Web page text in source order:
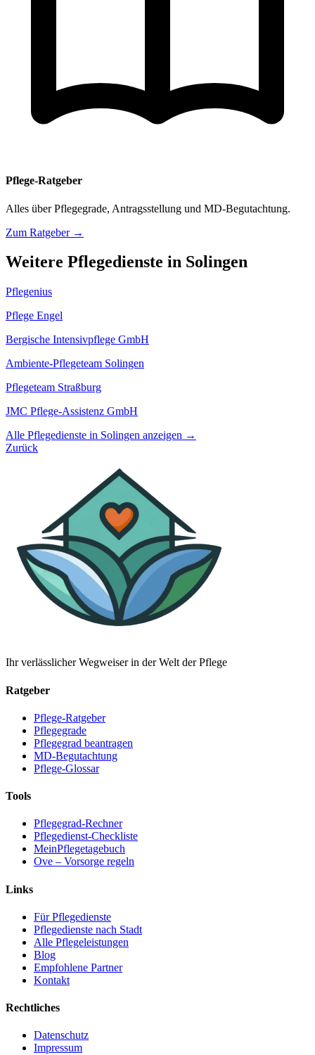
Pflege-Ratgeber
Alles über Pflegegrade, Antragsstellung und MD-Begutachtung.
Zum Ratgeber →
Weitere Pflegedienste in Solingen
Pflegenius
Pflege Engel
Bergische Intensivpflege GmbH
Ambiente-Pflegeteam Solingen
Pflegeteam Straßburg
JMC Pflege-Assistenz GmbH
Alle Pflegedienste in Solingen anzeigen →
Zurück
Ihr verlässlicher Wegweiser in der Welt der Pflege
Ratgeber
Pflege-Ratgeber
Pflegegrade
Pflegegrad beantragen
MD-Begutachtung
Pflege-Glossar
Tools
Pflegegrad-Rechner
Pflegedienst-Checkliste
MeinPflegetagebuch
Ove – Vorsorge regeln
Links
Für Pflegedienste
Pflegedienste nach Stadt
Alle Pflegeleistungen
Blog
Empfohlene Partner
Kontakt
Rechtliches
Datenschutz
Impressum